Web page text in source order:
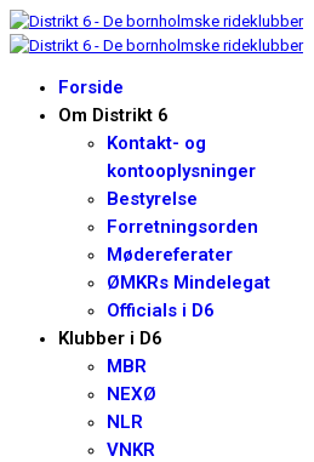
Forside
Om Distrikt 6
Kontakt- og
kontooplysninger
Bestyrelse
Forretningsorden
Mødereferater
ØMKRs Mindelegat
Officials i D6
Klubber i D6
MBR
NEXØ
NLR
VNKR